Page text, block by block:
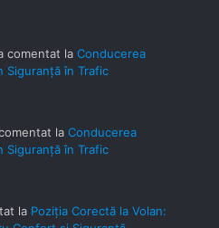
comentat la Conducerea
Siguranță în Trafic
la Conducerea
Siguranță în Trafic
la Poziția Corectă la Volan: